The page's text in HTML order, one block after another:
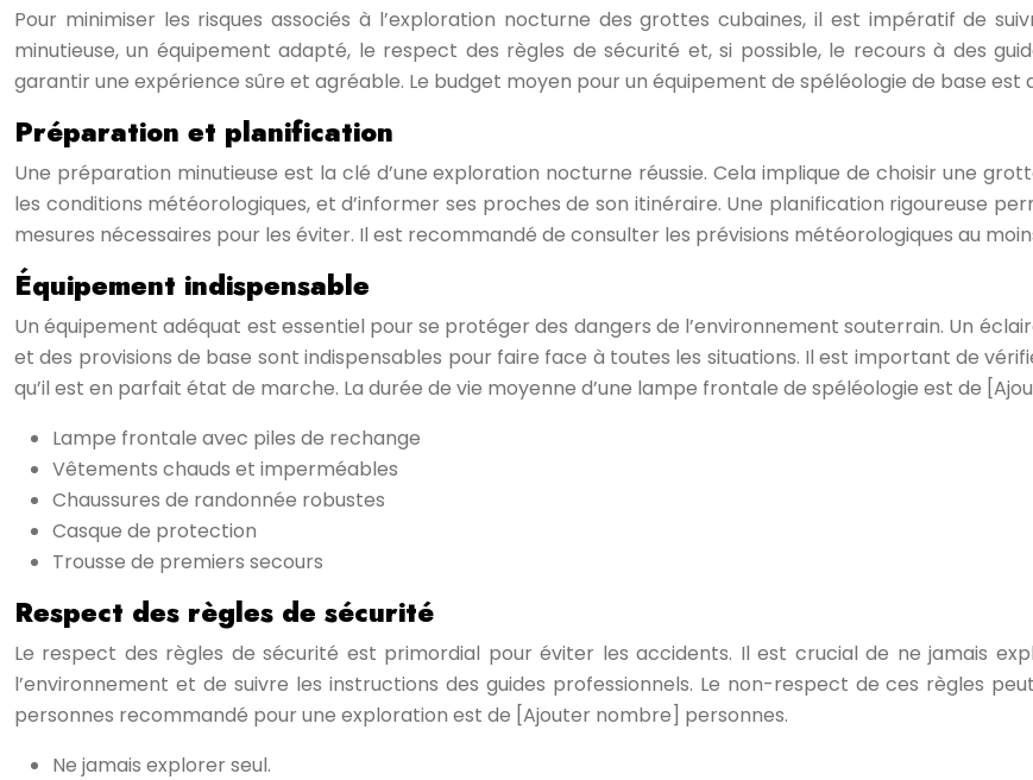
Pour minimiser les risques associés à l’exploration nocturne des grottes cubaines, il est impératif de
minutieuse, un équipement adapté, le respect des règles de sécurité et, si possible, le recours à des
garantir une expérience sûre et agréable. Le budget moyen pour un équipement de spéléologie de base est
Préparation et planification
Une préparation minutieuse est la clé d’une exploration nocturne réussie. Cela implique de choisir une
les conditions météorologiques, et d’informer ses proches de son itinéraire. Une planification rigoureuse
mesures nécessaires pour les éviter. Il est recommandé de consulter les prévisions météorologiques au
Équipement indispensable
Un équipement adéquat est essentiel pour se protéger des dangers de l’environnement souterrain. Un
et des provisions de base sont indispensables pour faire face à toutes les situations. Il est important de
qu’il est en parfait état de marche. La durée de vie moyenne d’une lampe frontale de spéléologie est de
Lampe frontale avec piles de rechange
Vêtements chauds et imperméables
Chaussures de randonnée robustes
Casque de protection
Trousse de premiers secours
Respect des règles de sécurité
Le respect des règles de sécurité est primordial pour éviter les accidents. Il est crucial de ne jamais
l’environnement et de suivre les instructions des guides professionnels. Le non-respect de ces règles
personnes recommandé pour une exploration est de [Ajouter nombre] personnes.
Ne jamais explorer seul.